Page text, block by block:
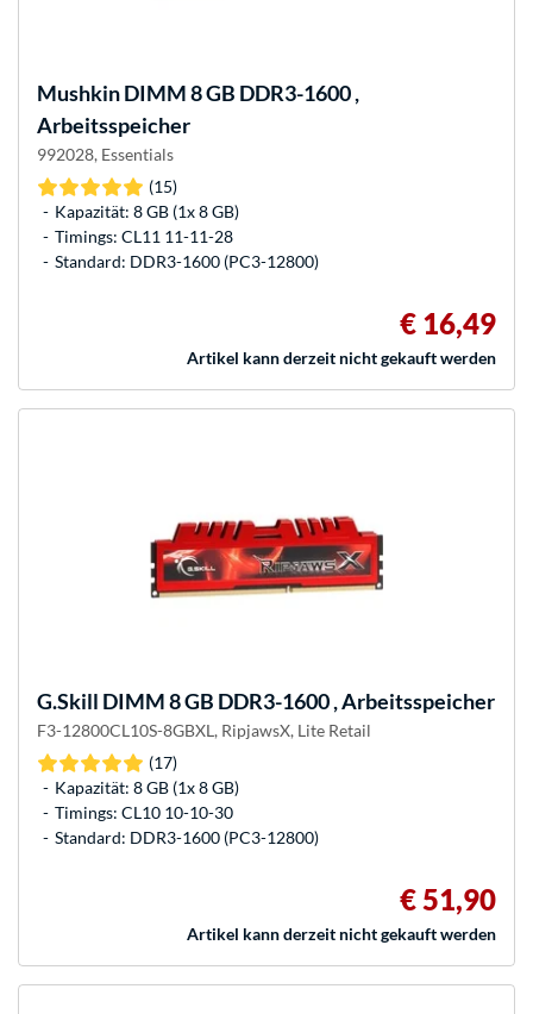
MushkinDIMM 8 GB DDR3-1600 ,
Arbeitsspeicher
992028, Essentials
(15)
Kapazität: 8 GB (1x 8 GB)
Timings: CL11 11-11-28
Standard: DDR3-1600 (PC3-12800)
€ 16,49
Artikel kann derzeit nicht gekauft werden
G.Skill DIMM 8 GB DDR3-1600 , Arbeitsspeicher
F3-12800CL10S-8GBXL, RipjawsX, Lite Retail
(17)
Kapazität: 8 GB (1x 8 GB)
Timings: CL10 10-10-30
Standard: DDR3-1600 (PC3-12800)
€ 51,90
Artikel kann derzeit nicht gekauft werden